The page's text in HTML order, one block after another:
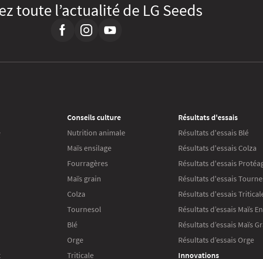
toute l’actualité de LG Seeds
Conseils culture
Nutrition animale
Maïs ensilage
Fourragères
Maïs grain
Colza
Tournesol
Blé
Orge
Triticale
Résultats d'essais
Résultats d'essais Blé
Résultats d'essais Colza
Résultats d'essais
Résultats d'essais
Résultats d'essais
Résultats d’essais Maïs
Résultats d’essais Maïs
Résultats d’essais Orge
Innovations